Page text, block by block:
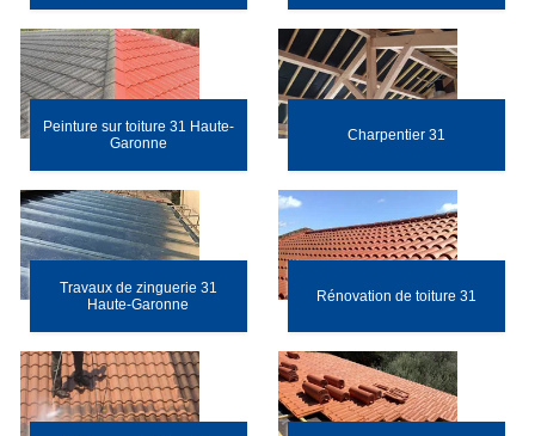
Peinture sur toiture 31 Haute-
Garonne
Charpentier 31
Travaux de zinguerie 31
Haute-Garonne
Rénovation de toiture 31